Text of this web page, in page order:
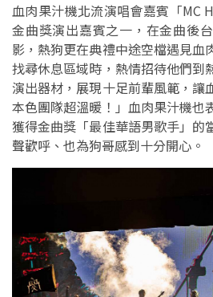
血肉果汁機北流演唱會嘉賓「MC
金曲獎演出嘉賓之一，在金曲後
影，熱狗更在典禮中途空檔遇見血
找尋休息區域時，熱情招待他們到
演出器材，展現十足前輩風範，讓
本色團隊超溫暖！」血肉果汁機也
獲得金曲獎「最佳華語男歌手」的
聲歡呼、也為狗哥感到十分開心。